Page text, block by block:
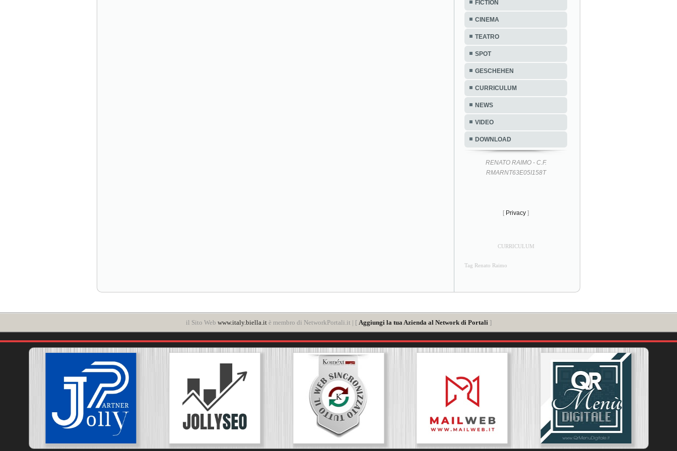
FICTION
CINEMA
TEATRO
SPOT
GESCHEHEN
CURRICULUM
NEWS
VIDEO
DOWNLOAD
RENATO RAIMO - C.F.
RMARNT63E05I158T
[ Privacy ]
CURRICULUM
Tag Renato Raimo
il Sito Web www.italy.biella.itè membro di NetworkPortali.it | [ Aggiungi la tua Azienda al Network di Portali ]